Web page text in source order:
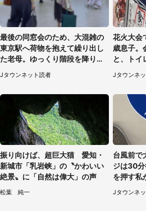
最後の同窓会のため、大混雑の
東京駅へ荷物を抱えて繰り出し
た老母。ゆっくり階段を降りて
たらスーツの男性が（東京都・
50代女性）
Jタウンネット読者
花火大会
歳息子。
と、トイ
（東京都
Jタウンネ
振り向けば、超巨大猫 愛知・
新城市「乳岩峡」の〝かわいい
絶景〟に「自然は偉大」の声
松葉 純一
台風前で
ジは30
を押す私
Jタウンネ